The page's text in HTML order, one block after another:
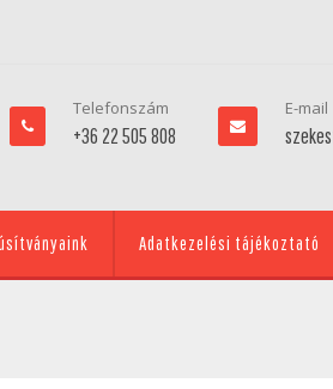
Telefonszám
+36 22 505 808
E-mail
Adatkezelési tájékoztató